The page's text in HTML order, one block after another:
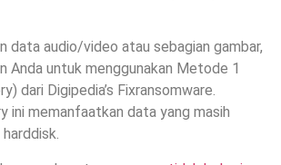
data audio/video atau sebagian gambar,
Anda untuk menggunakan Metode 1
dari Digipedia’s Fixransomware.
ini memanfaatkan data yang masih